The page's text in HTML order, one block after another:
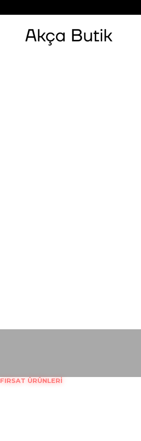
FIRSAT ÜRÜNLERİ